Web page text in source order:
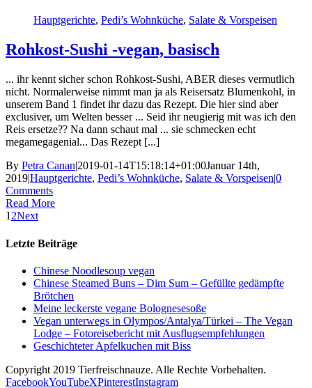
Hauptgerichte, Pedi’s Wohnküche, Salate & Vorspeisen
Rohkost-Sushi -vegan, basisch
... ihr kennt sicher schon Rohkost-Sushi, ABER dieses vermutlich
nicht. Normalerweise nimmt man ja als Reisersatz Blumenkohl, in
unserem Band 1 findet ihr dazu das Rezept. Die hier sind aber
exclusiver, um Welten besser ... Seid ihr neugierig mit was ich den
Reis ersetze?? Na dann schaut mal ... sie schmecken echt
megamegagenial... Das Rezept [...]
By Petra Canan|2019-01-14T15:18:14+01:00Januar 14th,
2019|Hauptgerichte, Pedi’s Wohnküche, Salate & Vorspeisen|0
Comments
Read More
1 2Next
Letzte Beiträge
Chinese Noodlesoup vegan
Chinese Steamed Buns – Dim Sum – Gefüllte gedämpfte
Brötchen
Meine leckerste vegane Bolognesesoße
Vegan unterwegs in Olympos/Antalya/Türkei – The Vegan
Lodge – Fotoreisebericht mit Ausflugsempfehlungen
Geschichteter Apfelkuchen mit Biss
Copyright 2019 Tierfreischnauze. Alle Rechte Vorbehalten.
FacebookYouTubeXPinterestInstagram